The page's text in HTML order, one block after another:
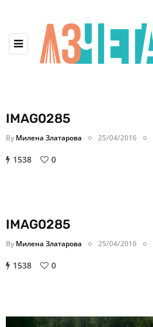
IMAG0285
By Милена Златарова 25/04/2016
1538 0
IMAG0285
By Милена Златарова 25/04/2016
1538 0